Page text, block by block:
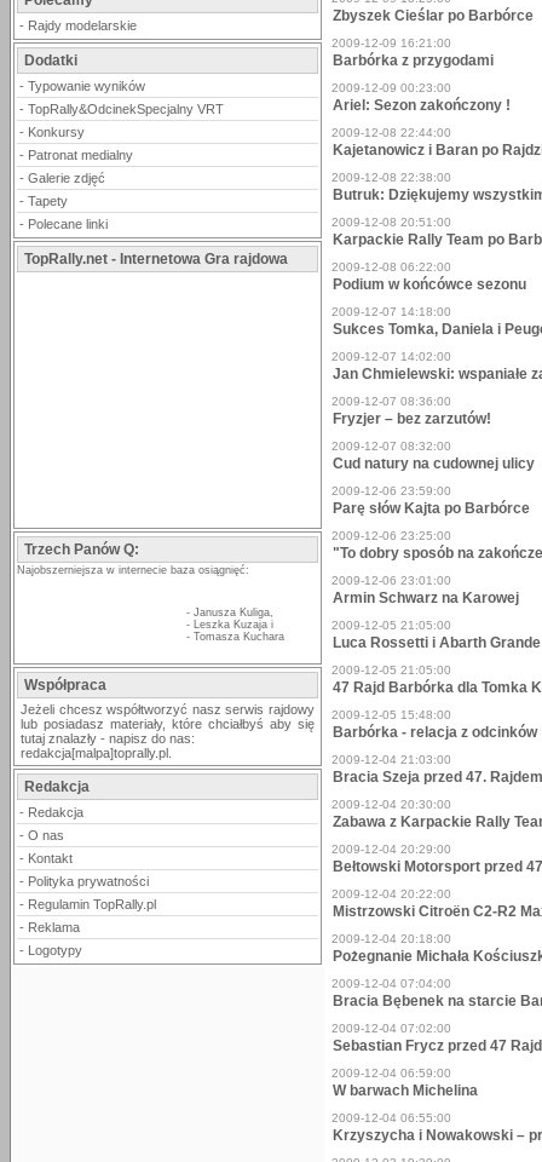
- Rajdy modelarskie
Dodatki
- Typowanie wyników
- TopRally&OdcinekSpecjalny VRT
- Konkursy
- Patronat medialny
- Galerie zdjęć
- Tapety
- Polecane linki
TopRally.net - Internetowa Gra rajdowa
Trzech Panów Q:
Najobszerniejsza w internecie baza osiągnięć:
- Janusza Kuliga,
- Leszka Kuzaja i
- Tomasza Kuchara
Współpraca
Jeżeli chcesz współtworzyć nasz serwis rajdowy
lub posiadasz materiały, które chciałbyś aby się
tutaj znalazły - napisz do nas:
redakcja[malpa]toprally.pl.
Redakcja
- Redakcja
- O nas
- Kontakt
- Polityka prywatności
- Regulamin TopRally.pl
- Reklama
- Logotypy
Zbyszek Cieślar po Barbórce
2009-12-09 16:21:00
Barbórka z przygodami
2009-12-09 00:23:00
Ariel: Sezon zakończony !
2009-12-08 22:44:00
Kajetanowicz i Baran po
2009-12-08 22:38:00
Butruk: Dziękujemy
2009-12-08 20:51:00
Karpackie Rally Team po
2009-12-08 06:22:00
Podium w końcówce sezonu
2009-12-07 14:18:00
Sukces Tomka, Daniela i
2009-12-07 14:02:00
Jan Chmielewski: wspaniałe
2009-12-07 08:36:00
Fryzjer – bez zarzutów!
2009-12-07 08:32:00
Cud natury na cudownej ulicy
2009-12-06 23:59:00
Parę słów Kajta po Barbórce
2009-12-06 23:25:00
"To dobry sposób na
2009-12-06 23:01:00
Armin Schwarz na Karowej
2009-12-05 21:05:00
Luca Rossetti i Abarth
2009-12-05 21:05:00
47 Rajd Barbórka dla Tomka
2009-12-05 15:48:00
Barbórka - relacja z odcinków
2009-12-04 21:03:00
Bracia Szeja przed 47.
2009-12-04 20:30:00
Zabawa z Karpackie Rally
2009-12-04 20:29:00
Bełtowski Motorsport przed
2009-12-04 20:22:00
Mistrzowski Citroën C2-R2
2009-12-04 20:18:00
Pożegnanie Michała
2009-12-04 07:04:00
Bracia Bębenek na starcie
2009-12-04 07:02:00
Sebastian Frycz przed 47
2009-12-04 06:59:00
W barwach Michelina
2009-12-04 06:55:00
Krzyszycha i Nowakowski –